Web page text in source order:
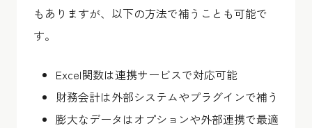
もありますが、以下の方法で補うことも可能で
す。
Excel関数は連携サービスで対応可能
財務会計は外部システムやプラグインで補う
膨大なデータはオプションや外部連携で最適